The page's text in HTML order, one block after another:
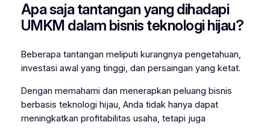
Apa saja tantangan yang dihadapi
UMKM dalam bisnis teknologi hijau?
Beberapa tantangan meliputi kurangnya pengetahuan,
investasi awal yang tinggi, dan persaingan yang ketat.
Dengan memahami dan menerapkan peluang bisnis
berbasis teknologi hijau, Anda tidak hanya dapat
meningkatkan profitabilitas usaha, tetapi juga